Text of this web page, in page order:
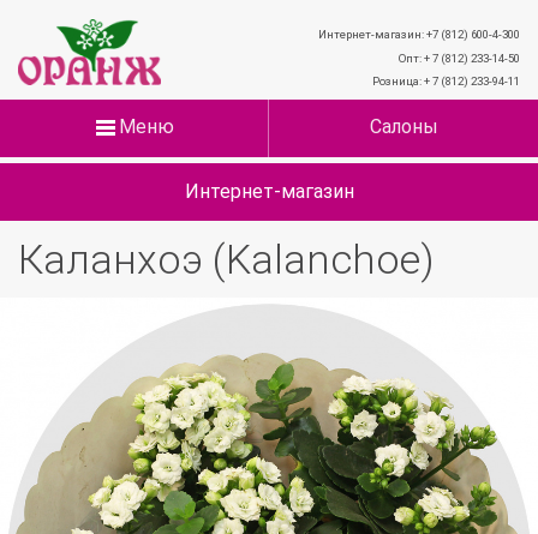
Интернет-магазин: +7 (812) 600-4-300
Опт: + 7 (812) 233-14-50
Розница: + 7 (812) 233-94-11
Меню Салоны
Интернет-магазин
Каланхоэ (Kalanchoe)